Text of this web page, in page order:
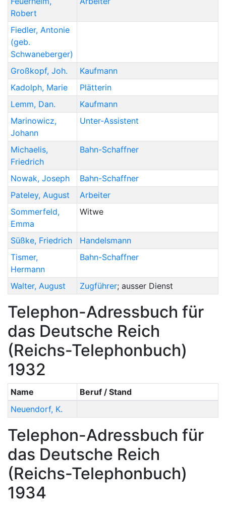
Robert
Fiedler, Antonie
(geb.
Schwaneberger)
Großkopf, Joh.
Kaufmann
Kadolph, Marie
Plätterin
Lemm, Dan.
Kaufmann
Marinowicz,
Johann
Unter-Assistent
Michaelis,
Friedrich
Bahn-Schaffner
Nowak, Joseph
Bahn-Schaffner
Pateley, August
Arbeiter
Sommerfeld,
Emma
Witwe
Süßke, Friedrich
Handelsmann
Tismer,
Hermann
Bahn-Schaffner
Walter, August Zugführer; ausser Dienst
Telephon-Adressbuch für
das Deutsche Reich
(Reichs-Telephonbuch)
1932
Name
Beruf / Stand
Neuendorf, K.
Telephon-Adressbuch für
das Deutsche Reich
(Reichs-Telephonbuch)
1934